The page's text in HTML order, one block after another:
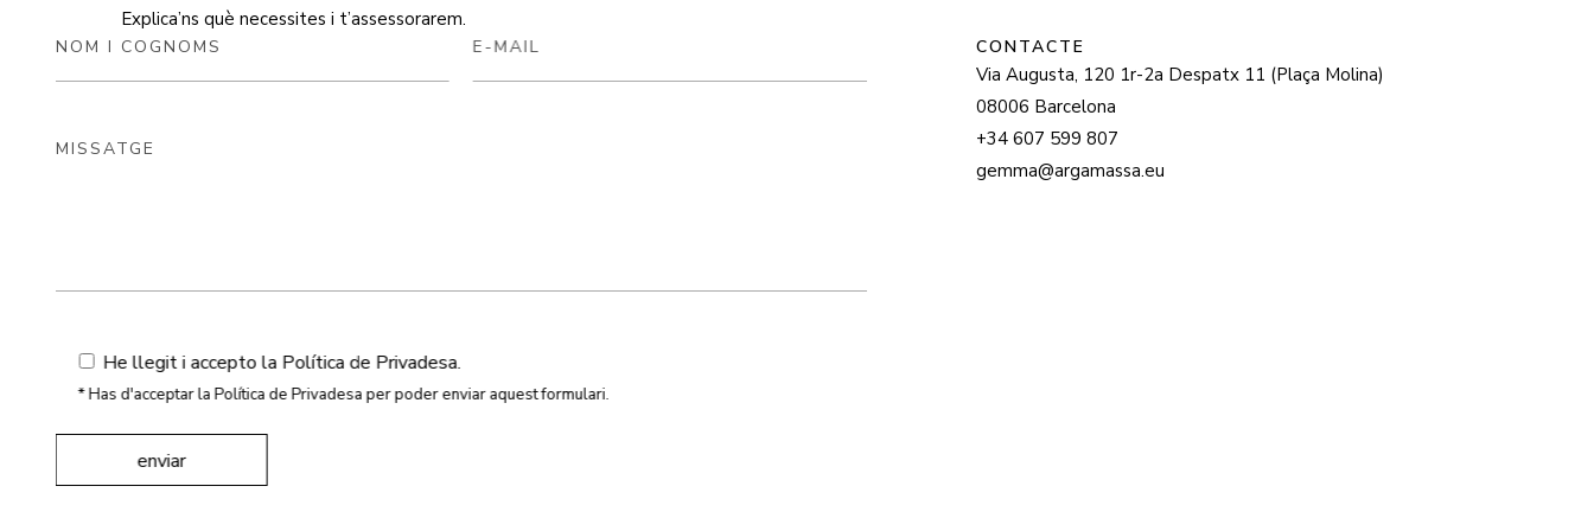
Explica’ns què necessites i t’assessorarem.
He llegit i accepto la Política de Privadesa
* Has d'acceptar la Política de Privadesa per poder enviar aquest formulari.
CONTACTE
Via Augusta, 120 1r-2a Despatx 11 (Plaça Molina)
08006 Barcelona
+34 607 599 807
gemma@argamassa.eu